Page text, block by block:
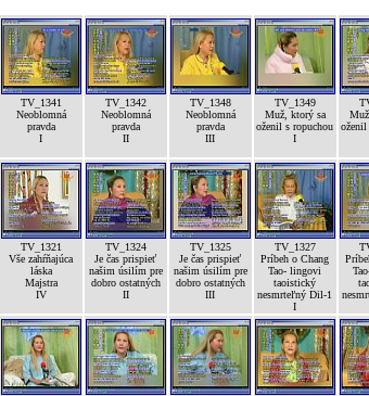
TV_1341
Neoblomná
pravda
I
TV_1342
Neoblomná
pravda
II
TV_1348
Neoblomná
pravda
III
TV_1349
Muž, ktorý sa
oženil s ropuchou
I
oženil
TV_1321
Vše zahŕňajúca
láska
Majstra
IV
TV_1324
Je čas prispieť
našim úsilím pre
dobro ostatných
II
TV_1325
Je čas prispieť
našim úsilím pre
dobro ostatných
III
TV_1327
Príbeh o Chang
Tao- lingovi
taoistický
nesmrteľný Dil-1
I